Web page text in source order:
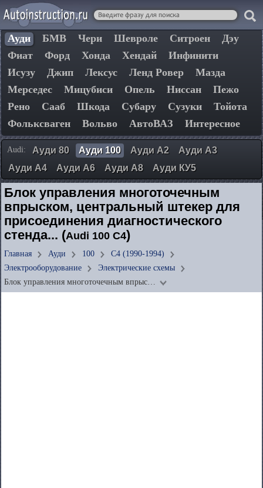
Ауди БМВ Чери Шевроле Ситроен
Дэу
Фиат
Форд Хонда Хендай
Инфинити
Исузу
Джип Лексус Ленд Ровер
Мазда
Мерседес
Мицубиси Опель Ниссан
Пежо
Рено
Сааб Шкода Субару Сузуки
Тойота
Фольксваген
Вольво АвтоВАЗ Интересное
Audi: Ауди 80 Ауди 100 Ауди А2
Ауди А3
Ауди А4
Ауди А6 Ауди А8 Ауди КУ5
Блок управления многоточечным
впрыском, центральный штекер для
присоединения диагностического
стенда... (Audi 100 C4)
Главная Ауди 100
C4 (1990-1994)
Электрооборудование
Электрические схемы
Блок управления многоточечным впрыс…